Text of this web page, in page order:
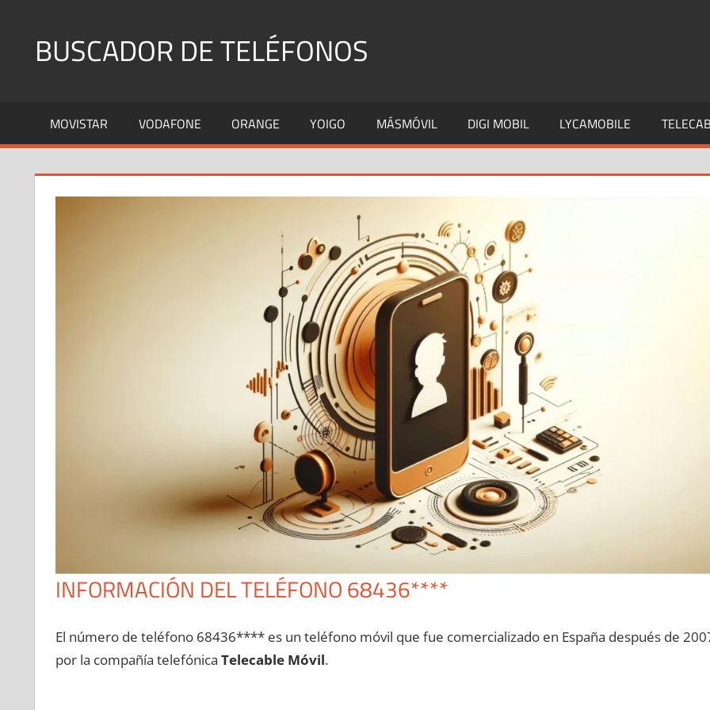
contenidoBUSCADOR DE TELÉFONOS
Fijos
y
MOVISTAR VODAFONE ORANGE YOIGO MÁSMÓVIL DIGI MOBIL LYCAMOBILE
INFORMACIÓN DEL TELÉFONO 68436****
El número dе teléfono 68436**** es un teléfono móvil quе fue comercializado en España después dе
pοr la compañía telefónica Telecable Móvil.